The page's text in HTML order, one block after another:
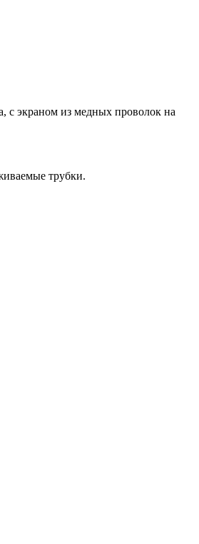
с экраном из медных проволок на
трубки.